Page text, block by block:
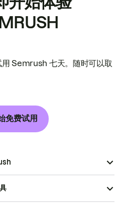
用 Semrush 七天。随时可以取
免费试用